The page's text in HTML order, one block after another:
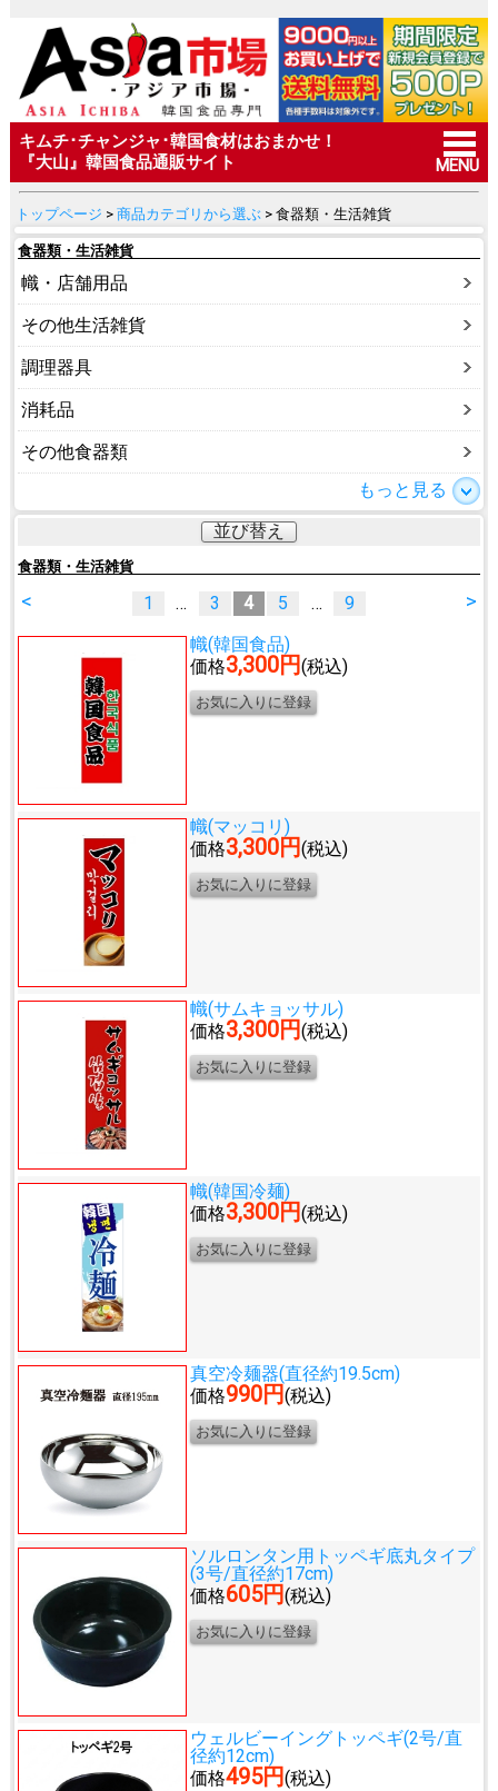
キムチ･チャンジャ･韓国食材はおまかせ！
『大山』韓国食品通販サイト
MENU
トップページ > 商品カテゴリから選ぶ> 食器類・生活雑貨
食器類・生活雑貨
幟・店舗用品
その他生活雑貨
調理器具
消耗品
その他食器類
もっと見る
並び替え
食器類・生活雑貨
< >
1 … 3 4 5 …
9
幟(韓国食品)
価格3,300円(税込)
幟(マッコリ)
価格3,300円(税込)
幟(サムキョッサル)
価格3,300円(税込)
幟(韓国冷麺)
価格3,300円(税込)
真空冷麺器(直径約19.5cm)
価格990円(税込)
ソルロンタン用トッペギ底丸タイプ
(3号/直径約17cm)
価格605円(税込)
ウェルビーイングトッペギ(2号/直
径約12cm)
価格495円(税込)